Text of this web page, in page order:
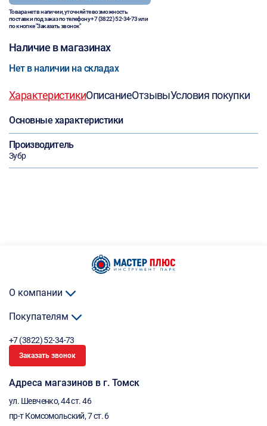
Товара нет в наличии, уточняйте возможность
поставки под заказ по телефону+7 (3822) 52-34-73или
по кнопке "Заказать звонок"
Наличие в магазинах
Нет в наличии на складах
ХарактеристикиОписаниеОтзывыУсловия покупки
Основные характеристики
Производитель
Зубр
О компании
Покупателям
+7 (3822) 52-34-73
Заказать звонок
Адреса магазинов в г. Томск
ул. Шевченко, 44 ст. 46
пр-т Комсомольский, 7 ст. 6